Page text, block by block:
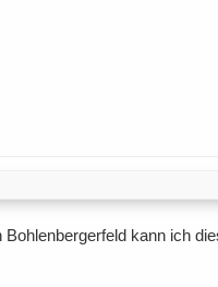
kann ich